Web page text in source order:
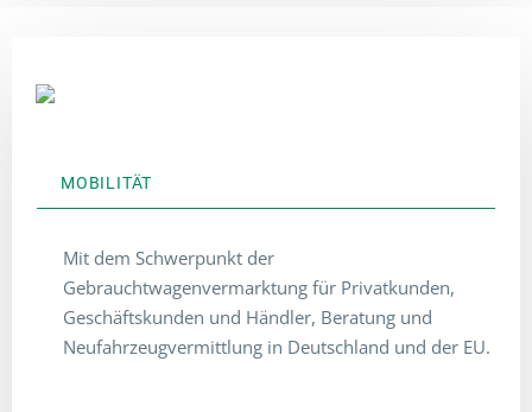
MOBILITÄT
Mit dem Schwerpunkt der
Gebrauchtwagenvermarktung für Privatkunden,
Geschäftskunden und Händler, Beratung und
Neufahrzeugvermittlung in Deutschland und der EU.